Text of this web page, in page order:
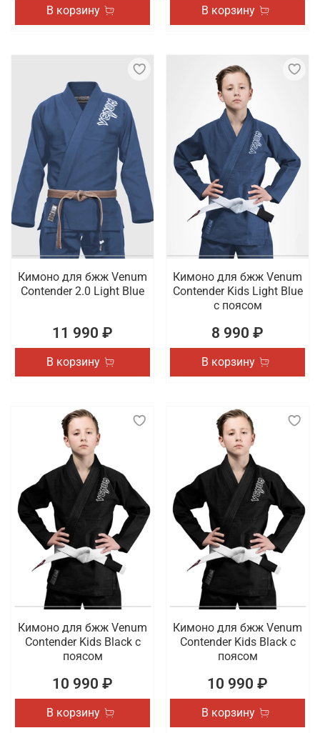
В корзину В корзину
Кимоно для бжж Venum
Contender 2.0 Light Blue
11 990 ₽
В корзину
Кимоно для бжж Venum
Contender Kids Light Blue
с поясом
8 990 ₽
В корзину
Кимоно для бжж Venum
Contender Kids Black с
поясом
10 990 ₽
В корзину
Кимоно для бжж Venum
Contender Kids Black с
поясом
10 990 ₽
В корзину